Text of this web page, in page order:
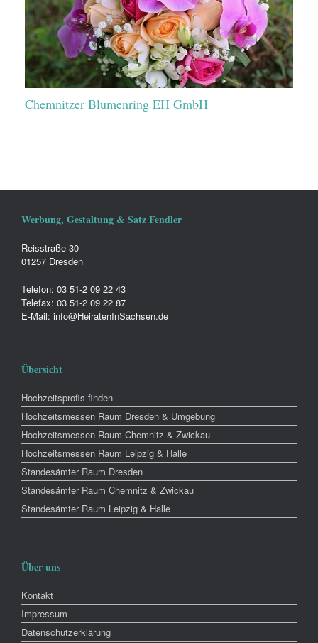
Chemnitzer Blumenring EH GmbH
Werbung, Gestaltung & Satz Fendler
Reisstraße 30
01257 Dresden
Telefon: 03 51-2 09 22 43
Telefax: 03 51-2 09 22 87
E-Mail: info@HeiratenInSachsen.de
Übersicht
Hochzeitsprofis finden
Hochzeitsmessen Raum Dresden & Umgebung
Hochzeitsmessen Raum Chemnitz & Zwickau
Hochzeitsmessen Raum Leipzig & Halle
Standesämter Raum Dresden
Standesämter Raum Chemnitz & Zwickau
Standesämter Raum Leipzig & Halle
Über uns
Kontakt
Impressum
Datenschutzerklärung